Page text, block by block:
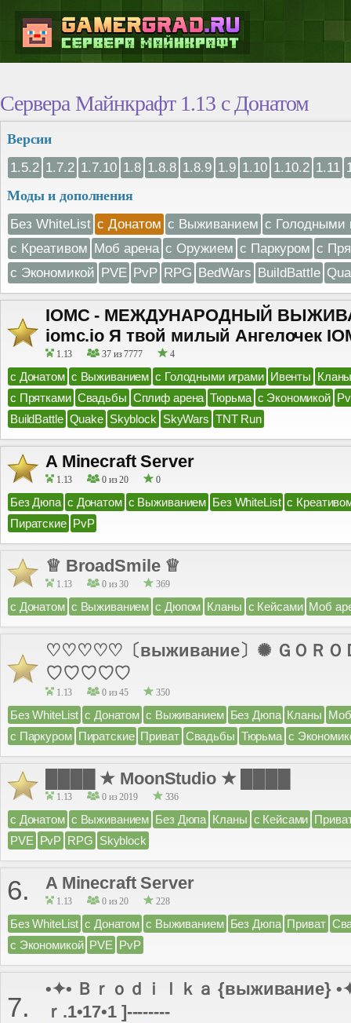
Сервера Майнкрафт 1.13 с Донатом
Версии
1.5.2 1.7.2 1.7.10 1.8 1.8.8 1.8.9 1.9 1.10 1.10.2 1.11
Моды и дополнения
Без WhiteList с Донатом с Выживанием с Голодными
с Креативом Моб арена с Оружием с Паркуром с
с Экономикой PVE PvP RPG BedWars BuildBattle
IOMC - МЕЖДУНАРОДНЫЙ
iomc.io Я твой милый Ангелочек
1.13 37 из 7777 4
с Донатом с Выживанием с Голодными играми Ивенты
с Прятками Свадьбы Сплиф арена Тюрьма с Экономикой
BuildBattle Quake Skyblock SkyWars TNT Run
A Minecraft Server
1.13 0 из 20 0
Без Дюпа с Донатом с Выживанием Без WhiteList с
Пиратские PvP
♕ BroadSmile ♕
1.13 0 из 30 369
с Донатом с Выживанием с Дюпом Кланы с Кейсами Моб
♡♡♡♡♡〔выживание〕✺ ＧＯＲＯ
♡♡♡♡♡
1.13 0 из 45 350
Без WhiteList с Донатом с Выживанием Без Дюпа Кланы
с Паркуром Пиратские Приват Свадьбы Тюрьма с
████ ★ MoonStudio ★ ████
1.13 0 из 2019 336
с Донатом с Выживанием Без Дюпа Кланы с Кейсами
PVE PvP RPG Skyblock
6. A Minecraft Server
1.13 0 из 20 228
Без WhiteList с Донатом с Выживанием Без Дюпа Приват
с Экономикой PVE PvP
7.
•✦• Ｂｒｏｄｉｌｋａ {выживание}
ｒ.1•17•1 ]--------